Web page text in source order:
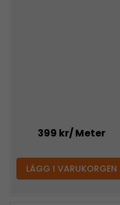
399 kr/ Meter
LÄGG I VARUKORGEN